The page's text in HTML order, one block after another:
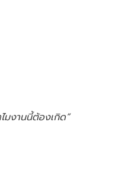
มงานนี้ต้องเกิด”